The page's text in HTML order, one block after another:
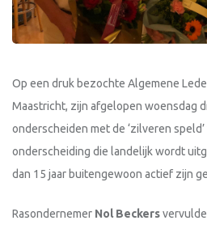
Op een druk bezochte Algemene
Maastricht, zijn afgelopen woensdag
onderscheiden met de ‘zilveren
onderscheiding die landelijk wordt
dan 15 jaar buitengewoon actief zijn
Rasondernemer Nol Beckers